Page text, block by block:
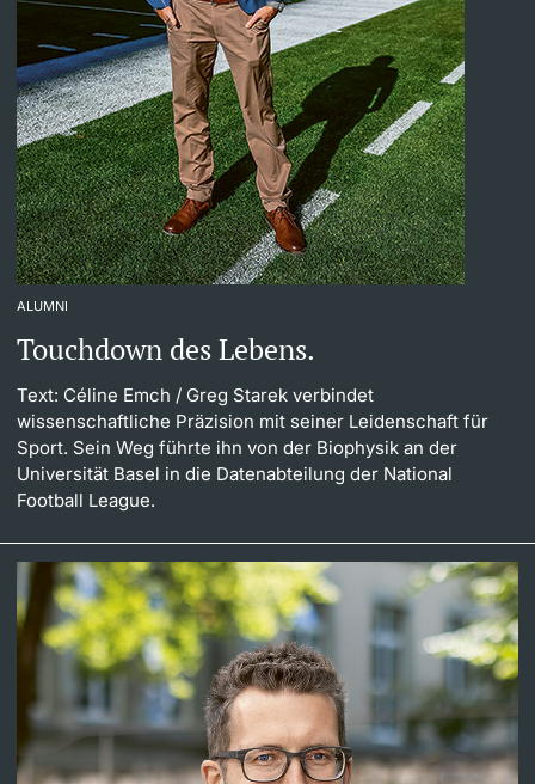
ALUMNI
Touchdown des Lebens.
Text: Céline Emch / Greg Starek verbindet
wissenschaftliche Präzision mit seiner Leidenschaft für
Sport. Sein Weg führte ihn von der Biophysik an der
Universität Basel in die Datenabteilung der National
Football League.